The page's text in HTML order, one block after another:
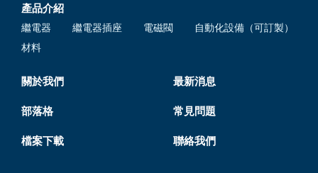
產品介紹
繼電器 繼電器插座 電磁閥
自動化設備（可訂製）
材料
關於我們 最新消息
部落格 常見問題
檔案下載 聯絡我們